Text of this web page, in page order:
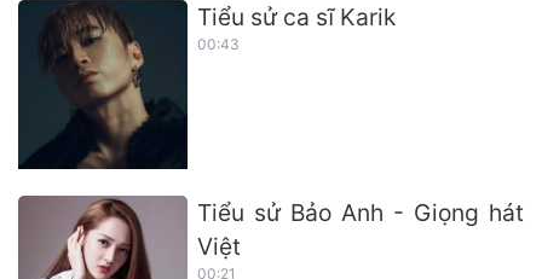
Tiểu sử ca sĩ Karik
00:43
Tiểu sử Bảo Anh - Giọng hát
Việt
00:21